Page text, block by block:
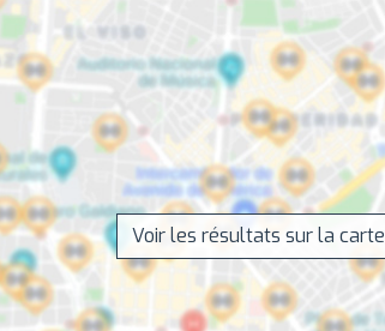
Voir les résultats sur la carte